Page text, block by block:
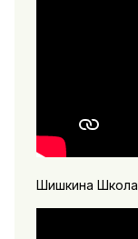
Шишкина Школа